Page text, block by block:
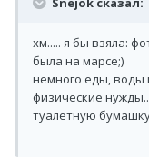
хм..... я бы взяла:
была на марсе;)
немного еды, воды
физические
туалетную